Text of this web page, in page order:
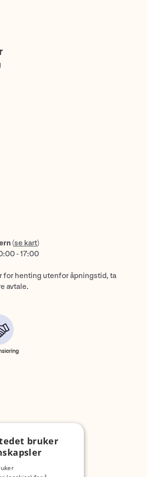
(se kart)
- 17:00
for henting utenfor åpningstid, ta
avtale.
bruker